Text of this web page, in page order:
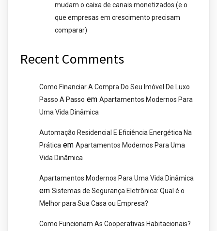
mudam o caixa de canais monetizados (e o
que empresas em crescimento precisam
comparar)
Recent Comments
Como Financiar A Compra Do Seu Imóvel De Luxo
Passo A Passo em Apartamentos Modernos Para
Uma Vida Dinâmica
Automação Residencial E Eficiência Energética Na
Prática em Apartamentos Modernos Para Uma
Vida Dinâmica
Apartamentos Modernos Para Uma Vida Dinâmica
em Sistemas de Segurança Eletrônica: Qual é o
Melhor para Sua Casa ou Empresa?
Como Funcionam As Cooperativas Habitacionais?